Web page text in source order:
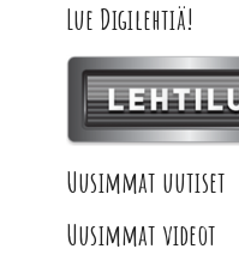
Lue Digilehtiä!
Uusimmat uutiset
Uusimmat videot